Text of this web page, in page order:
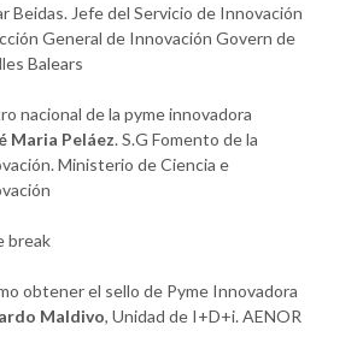
Beidas. Jefe del Servicio de Innovación
General de Innovación Govern de
Balears
nacional de la pyme innovadora
Maria Peláez. S.G Fomento de la
Ministerio de Ciencia e
break
obtener el sello de Pyme Innovadora
Maldivo, Unidad de I+D+i. AENOR